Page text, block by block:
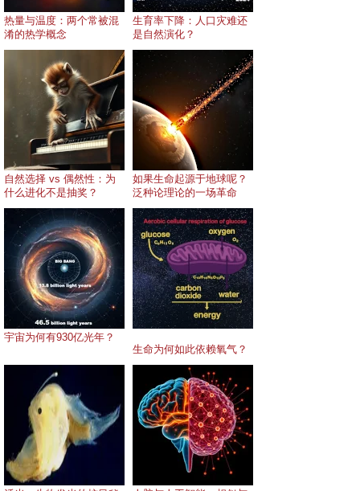
热量与温度：两个常被混
淆的热学概念
生育率下降：人口灾难还
是自然演化？
自然选择 vs 偶然性：为
什么进化不是抽奖？
如果生命起源于地球呢？
泛种论理论的一场革命
宇宙为何有930亿光年？
生命为何如此依赖氧气？